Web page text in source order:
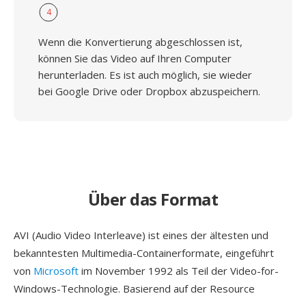
4
Wenn die Konvertierung abgeschlossen ist,
können Sie das Video auf Ihren Computer
herunterladen. Es ist auch möglich, sie wieder
bei Google Drive oder Dropbox abzuspeichern.
Über das Format
AVI (Audio Video Interleave) ist eines der ältesten und
bekanntesten Multimedia-Containerformate, eingeführt
von Microsoft im November 1992 als Teil der Video-for-
Windows-Technologie. Basierend auf der Resource